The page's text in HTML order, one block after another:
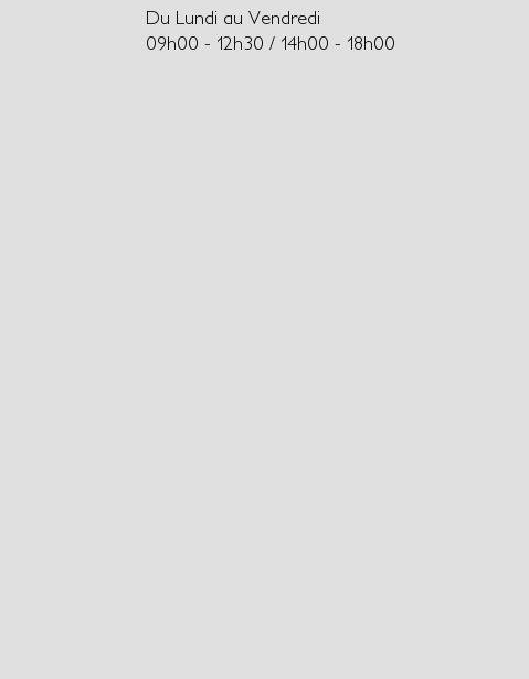
Du Lundi au Vendredi
09h00 - 12h30 / 14h00 - 18h00